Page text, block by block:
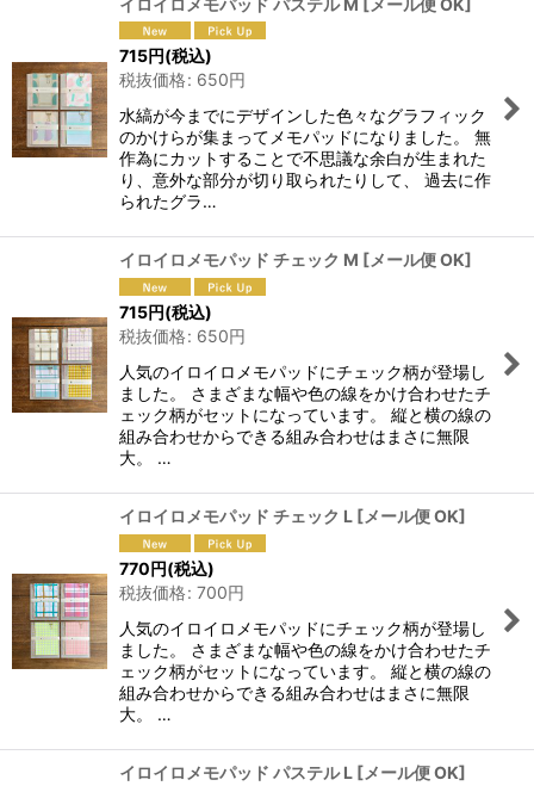
715円(税込)
税抜価格: 650円
水縞が今までにデザインした色々なグラフィック
のかけらが集まってメモパッドになりました。 無
作為にカットすることで不思議な余白が生まれた
り、意外な部分が切り取られたりして、 過去に作
られたグラ…
イロイロメモパッド チェック M [メール便 OK]
715円(税込)
税抜価格: 650円
人気のイロイロメモパッドにチェック柄が登場し
ました。 さまざまな幅や色の線をかけ合わせたチ
ェック柄がセットになっています。 縦と横の線の
組み合わせからできる組み合わせはまさに無限
大。 …
イロイロメモパッド チェック L [メール便 OK]
770円(税込)
税抜価格: 700円
人気のイロイロメモパッドにチェック柄が登場し
ました。 さまざまな幅や色の線をかけ合わせたチ
ェック柄がセットになっています。 縦と横の線の
組み合わせからできる組み合わせはまさに無限
大。 …
イロイロメモパッド パステル L [メール便 OK]